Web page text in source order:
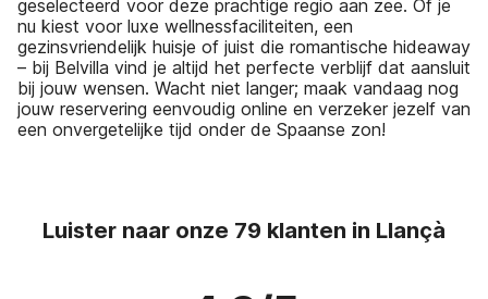
geselecteerd voor deze prachtige regio aan zee. Of je
nu kiest voor luxe wellnessfaciliteiten, een
gezinsvriendelijk huisje of juist die romantische hideaway
– bij Belvilla vind je altijd het perfecte verblijf dat aansluit
bij jouw wensen. Wacht niet langer; maak vandaag nog
jouw reservering eenvoudig online en verzeker jezelf van
een onvergetelijke tijd onder de Spaanse zon!
Luister naar onze 79 klanten in Llançà